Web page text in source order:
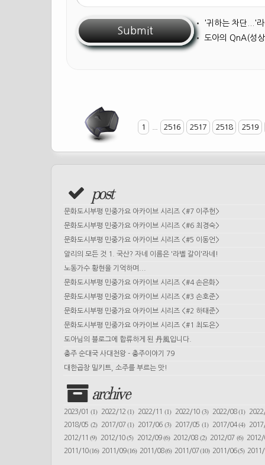
• '귀하는 차단...'
• 도아의 QnA(성
1 2516 2517 2518 2519
post
문화도시부평 민중가요 아카이브 시리즈 <#7 이주헌>
문화도시부평 민중가요 아카이브 시리즈 <#6 최경숙>
문화도시부평 민중가요 아카이브 시리즈 <#5 이동언>
알리의 모든 것 1. 국산? 자네 이름은 '라벨 갈이'라네!
노동가수 황현을 기억하며...
문화도시부평 민중가요 아카이브 시리즈 <#4 손은화>
문화도시부평 민중가요 아카이브 시리즈 <#3 손호준>
문화도시부평 민중가요 아카이브 시리즈 <#2 하태준>
문화도시부평 민중가요 아카이브 시리즈 <#1 최도은>
도아님의 블로그에 합류하게 된 丹風입니다.
충주 순대국 사대천왕 - 충주이야기 79
대한곱창 밀키트, 소주를 부르는 맛!
archive
2023/01 (1) 2022/12(1) 2022/11(1) 2022/10 (3) 2022/08(1)
2018/05 (2) 2017/07(1) 2017/06(3) 2017/05 (1) 2017/04(4)
2012/11(9) 2012/10(5) 2012/09(6) 2012/08 (2) 2012/07 (6)
2011/10(16) 2011/09(16) 2011/08(6) 2011/07(10) 2011/06(5)